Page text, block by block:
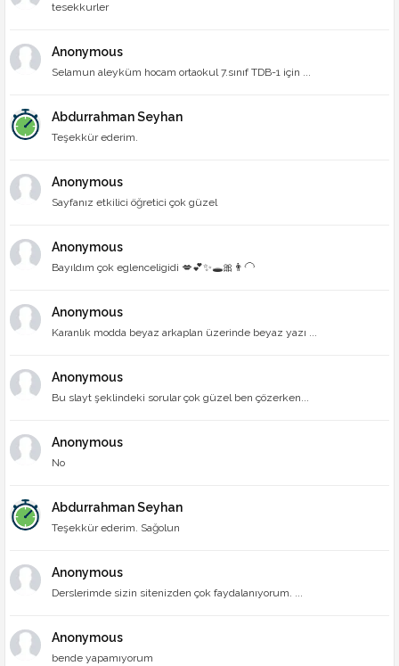
tesekkurler
Anonymous
Selamun aleyküm hocam ortaokul 7.sınıf TDB-1 için ...
Abdurrahman Seyhan
Teşekkür ederim.
Anonymous
Sayfanız etkilici öğretici çok güzel
Anonymous
Bayıldım çok eglenceligidi 💋💕✨🕳🎀👨‍🦲
Anonymous
Karanlık modda beyaz arkaplan üzerinde beyaz yazı ...
Anonymous
Bu slayt şeklindeki sorular çok güzel ben çözerken...
Anonymous
No
Abdurrahman Seyhan
Teşekkür ederim. Sağolun
Anonymous
Derslerimde sizin sitenizden çok faydalanıyorum. ...
Anonymous
bende yapamıyorum